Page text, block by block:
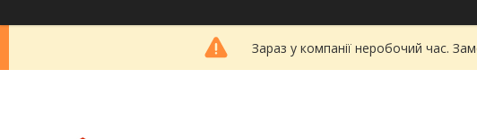
Зараз у компанії неробочий час.